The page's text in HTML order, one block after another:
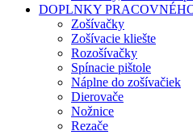
DOPLNKY
Zošívačky
Zošívacie kliešte
Rozošívačky
Spínacie pištole
Náplne do zošívačiek
Dierovače
Nožnice
Rezače